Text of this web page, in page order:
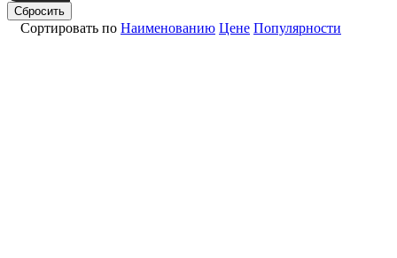
Сбросить
Сортировать по Наименованию Цене Популярности